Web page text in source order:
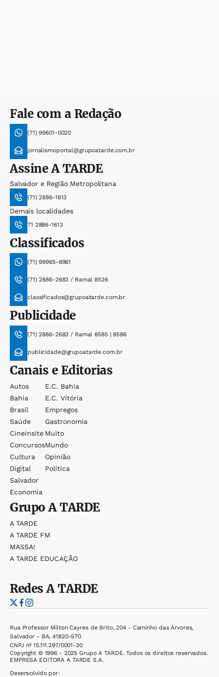
Fale com a Redação
(71) 99601-0020
jornalismoportal@grupoatarde.com.br
AssineA TARDE
Salvador e Região Metropolitana
(71) 2886-1613
Demais localidades
71 2886-1613
Classificados
(71) 99965-8961
(71) 2886-2683 / Ramal 8526
classificados@grupoatarde.com.br
Publicidade
(71) 2886-2683 / Ramal 8585 | 8586
publicidade@grupoatarde.com.br
Canais e Editorias
Autos
Bahia
Brasil
Saúde
Cineinsite
Concursos
Cultura
Digital
Salvador
Economia
E.c. Bahia
E.c. Vitória
Empregos
Gastronomia
Muito
Mundo
Opinião
Política
GrupoA TARDE
A TARDE
A TARDE FM
MASSA!
A TARDE EDUCAÇÃO
RedesA TARDE
Rua Professor Milton Cayres de Brito, 204 - Caminho das Árvores,
Salvador - BA, 41820-570
CNPJ nº 15.111.297/0001-30
Copyright © 1996 - 2025 Grupo A TARDE. Todos os direitos reservados.
EMPRESA EDITORA A TARDE S.A.
Desenvolvido por: